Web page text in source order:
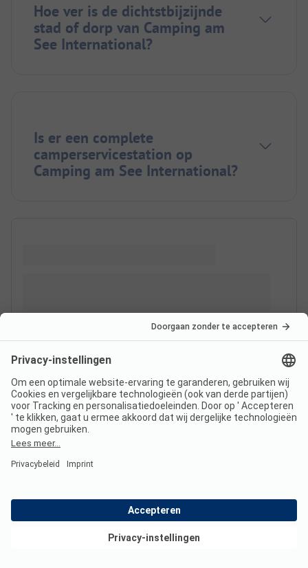
Hoe ver is de dichtstbijzijnde
stad of dorp van Camping am
See International?
Is er een complete
camperservicestation op
Camping am See International?
Bekijk deals